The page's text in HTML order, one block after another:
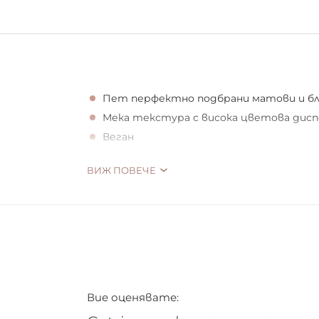
Пет перфектно подбрани матови и
Мека текстура с висока цветова
Веган
ВИЖ ПОВЕЧЕ
Вие оценявате: